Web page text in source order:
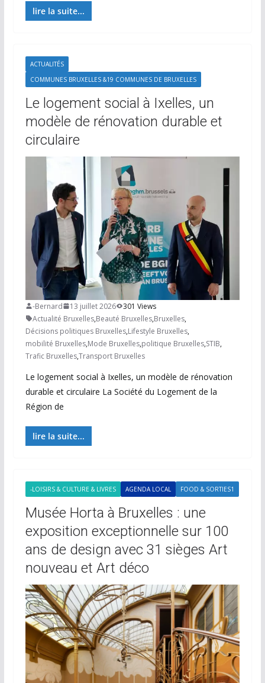
lire la suite...
ACTUALITÉS
COMMUNES BRUXELLES &19 COMMUNES DE BRUXELLES
Le logement social à Ixelles, un
modèle de rénovation durable et
circulaire
-Bernard 13 juillet 2026
301 Views
Actualité Bruxelles,Beauté Bruxelles,Bruxelles,
Décisions politiques Bruxelles,Lifestyle Bruxelles,
mobilité Bruxelles,Mode Bruxelles,politique Bruxelles,STIB,
Trafic Bruxelles,Transport Bruxelles
Le logement social à Ixelles, un modèle de rénovation
durable et circulaire La Société du Logement de la
Région de
lire la suite...
-LOISIRS & CULTURE & LIVRES AGENDA LOCAL FOOD & SORTIES1
Musée Horta à Bruxelles : une
exposition exceptionnelle sur 100
ans de design avec 31 sièges Art
nouveau et Art déco